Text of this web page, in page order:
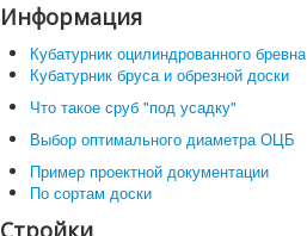
Информация
Кубатурник оцилиндрованного бревна
Кубатурник бруса и обрезной доски
Что такое сруб "под усадку"
Выбор оптимального диаметра ОЦБ
Пример проектной документации
По сортам доски
Стройки